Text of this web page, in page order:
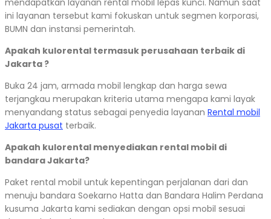
mendapatkan layanan rental mobil lepas kunci. Namun saat
ini layanan tersebut kami fokuskan untuk segmen korporasi,
BUMN dan instansi pemerintah.
Apakah kulorental termasuk perusahaan terbaik di
Jakarta ?
Buka 24 jam, armada mobil lengkap dan harga sewa
terjangkau merupakan kriteria utama mengapa kami layak
menyandang status sebagai penyedia layanan Rental mobil
Jakarta pusat terbaik.
Apakah kulorental menyediakan rental mobil di
bandara Jakarta?
Paket rental mobil untuk kepentingan perjalanan dari dan
menuju bandara Soekarno Hatta dan Bandara Halim Perdana
kusuma Jakarta kami sediakan dengan opsi mobil sesuai